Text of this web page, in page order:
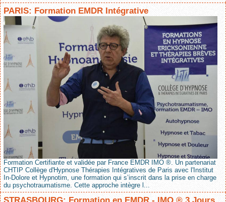
PARIS: Formation EMDR Intégrative
Formation Certifiante et validée par France EMDR IMO ®. Un partenariat
CHTIP Collège d'Hypnose Thérapies Intégratives de Paris avec l'Institut
In-Dolore et Hypnotim, une formation qui s’inscrit dans la prise en charge
du psychotraumatisme. Cette approche intègre l...